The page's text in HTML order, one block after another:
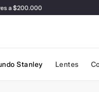
a $200.000
Stanley Lentes